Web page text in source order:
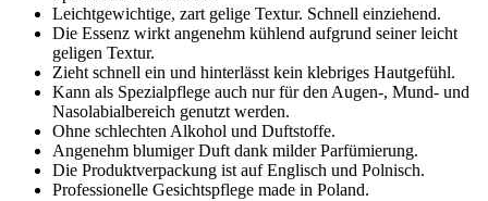
Leichtgewichtige, zart gelige Textur. Schnell einziehend.
Die Essenz wirkt angenehm kühlend aufgrund seiner leicht
geligen Textur.
Zieht schnell ein und hinterlässt kein klebriges Hautgefühl.
Kann als Spezialpflege auch nur für den Augen-, Mund- und
Nasolabialbereich genutzt werden.
Ohne schlechten Alkohol und Duftstoffe.
Angenehm blumiger Duft dank milder Parfümierung.
Die Produktverpackung ist auf Englisch und Polnisch.
Professionelle Gesichtspflege made in Poland.